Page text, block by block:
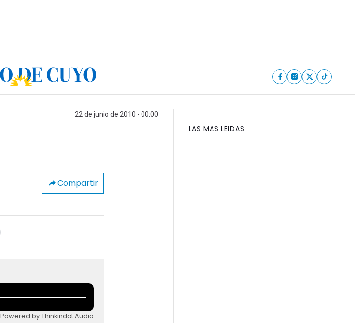
22 de junio de 2010 - 00:00
Compartir
Powered by Thinkindot Audio
LAS MAS LEIDAS